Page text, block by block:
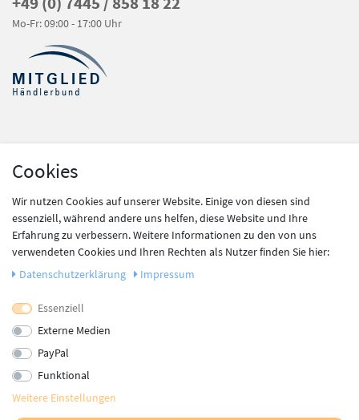
Mo-Fr: 09:00 - 17:00 Uhr
Kontakt
Zahlung und Versand
Widerrufsrecht
Batteriegesetz
Information
Newsletter
AGB
Impressum
Vertrag widerrufen
Cookies
Wir nutzen Cookies auf unserer Website. Einige von diesen sind
essenziell, während andere uns helfen, diese Website und Ihre
Erfahrung zu verbessern. Weitere Informationen zu den von uns
verwendeten Cookies und Ihren Rechten als Nutzer finden Sie hier:
Daten­schutz­erklärung
Impressum
Essenziell
Externe Medien
PayPal
Funktional
Weitere Einstellungen